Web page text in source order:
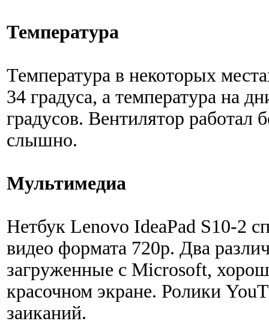
Температура
Температура в некоторых
34 градуса, а температура на
градусов. Вентилятор работал
слышно.
Мультимедиа
Нетбук Lenovo IdeaPad S10-2
видео формата 720p. Два
загруженные с Microsoft,
красочном экране. Ролики
заиканий.